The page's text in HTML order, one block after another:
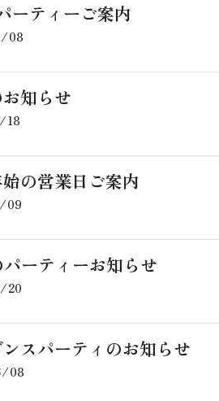
ーティーご案内
08
知らせ
18
の営業日ご案内
09
ーティーお知らせ
20
スパーティのお知らせ
08